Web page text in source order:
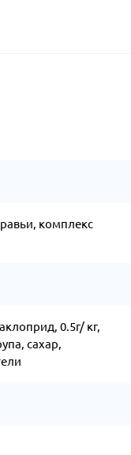
комплекс
0.5г/ кг,
сахар,